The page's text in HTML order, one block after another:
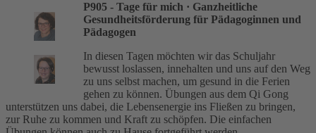
P905 - Tage für mich · Ganzheitliche
Gesundheitsförderung für Pädagoginnen und
Pädagogen
In diesen Tagen möchten wir das Schuljahr
bewusst loslassen, innehalten und uns auf den Weg
zu uns selbst machen, um gesund in die Ferien
gehen zu können. Übungen aus dem Qi Gong
unterstützen uns dabei, die Lebensenergie ins Fließen zu bringen,
zur Ruhe zu kommen und Kraft zu schöpfen. Die einfachen